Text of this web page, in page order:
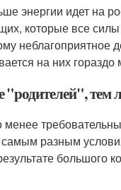
энергии идет на
которые все
неблагоприятное
на них
"родителей", тем
самым разным
большого